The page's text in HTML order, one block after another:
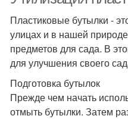
Пластиковые бутылки -
улицах и в нашей
предметов для сада. В
для улучшения своего
Подготовка бутылок
Прежде чем начать
отмыть бутылки. Затем